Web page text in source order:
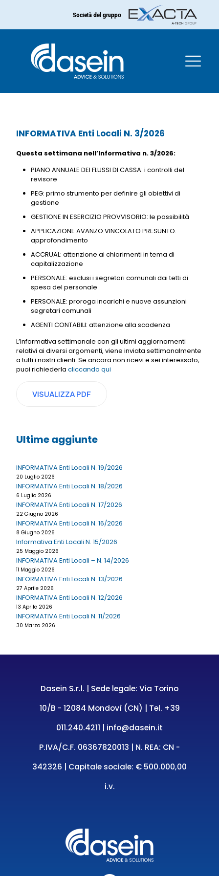
Società del gruppo
INFORMATIVA Enti Locali N.
INFORMATIVA Enti Locali N. 3/2026
Questa settimana nell’Informativa n. 3/2026:
PIANO ANNUALE DEI FLUSSI DI CASSA: i controlli del
revisore
PEG: primo strumento per definire gli obiettivi di
gestione
GESTIONE IN ESERCIZIO PROVVISORIO: le possibilità
APPLICAZIONE AVANZO VINCOLATO PRESUNTO:
approfondimento
ACCRUAL: attenzione ai chiarimenti in tema di
capitalizzazione
PERSONALE: esclusi i segretari comunali dai tetti di
spesa del personale
PERSONALE: proroga incarichi e nuove assunzioni
segretari comunali
AGENTI CONTABILI: attenzione alla scadenza
L’Informativa settimanale con gli ultimi aggiornamenti
relativi ai diversi argomenti, viene inviata settimanalmente
a tutti i nostri clienti. Se ancora non ricevi e sei interessato,
puoi richiederla cliccando qui
VISUALIZZA PDF
Ultime aggiunte
INFORMATIVA Enti Locali N. 19/2026
20 Luglio 2026
INFORMATIVA Enti Locali N. 18/2026
6 Luglio 2026
INFORMATIVA Enti Locali N. 17/2026
22 Giugno 2026
INFORMATIVA Enti Locali N. 16/2026
8 Giugno 2026
Informativa Enti Locali N. 15/2026
25 Maggio 2026
INFORMATIVA Enti Locali – N. 14/2026
11 Maggio 2026
INFORMATIVA Enti Locali N. 13/2026
27 Aprile 2026
INFORMATIVA Enti Locali N. 12/2026
13 Aprile 2026
INFORMATIVA Enti Locali N. 11/2026
30 Marzo 2026
Dasein S.r.l. | Sede legale: Via Torino
10/B - 12084 Mondovì (CN) | Tel. +39
011.240.4211
info@dasein.it
P.IVA/C.F. 06367820013 | N. REA: CN -
342326 | Capitale sociale: € 500.000,00
i.v.